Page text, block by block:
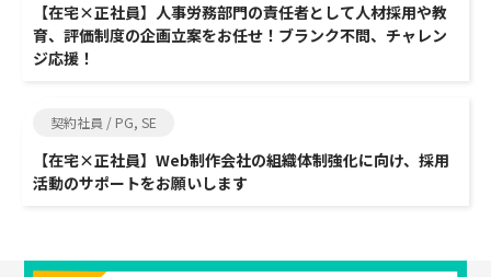
【在宅×正社員】人事労務部門の責任者として人材採用や教
育、評価制度の企画立案をお任せ！ブランク不問、チャレン
ジ応援！
契約社員 / PG, SE
【在宅×正社員】Web制作会社の組織体制強化に向け、採用
活動のサポートをお願いします